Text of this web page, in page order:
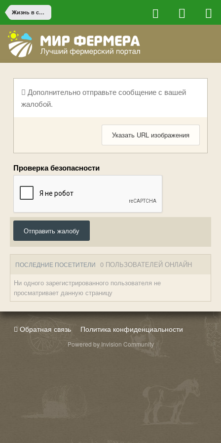
Жизнь в сельской местности
Дополнительно отправьте сообщение с вашей
жалобой.
Указать URL изображения
Проверка безопасности
Отправить жалобу
ПОСЛЕДНИЕ ПОСЕТИТЕЛИ 0 ПОЛЬЗОВАТЕЛЕЙ ОНЛАЙН
Ни одного зарегистрированного пользователя не
просматривает данную страницу
Обратная связь Политика конфиденциальности
Powered by Invision Community